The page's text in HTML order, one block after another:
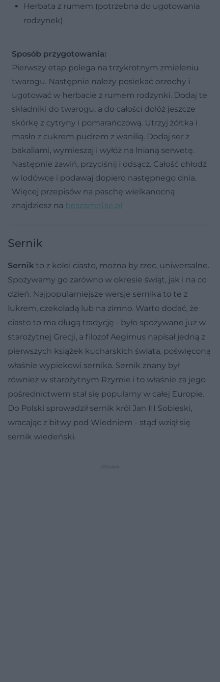
Herbata z rumem (potrzebna do ugotowania
rodzynek)
Sposób przygotowania:
Pierwszy etap polega na trzykrotnym zmieleniu
twarogu. Następnie należy posiekać orzechy i
ugotować w herbacie z rumem rodzynki. Dodaj te
składniki do twarogu, a do całości dołóż jeszcze
skórkę z cytryny i pomarańczową. Utrzyj żółtka i
masło z cukrem pudrem z wanilią. Dodaj ser z
bakaliami, wymieszaj i wyłóż na lnianą serwetę.
Następnie zawiń, przyciśnij i odsącz. Całość chłodź
w lodówce i podawaj dopiero następnego dnia.
Więcej przepisów na paschę wielkanocną
znajdziesz na beszamel.se.pl
Sernik
Sernik to z kolei ciasto, można by rzec, uniwersalne.
Spożywamy go zarówno w okresie świąt, jak i na co
dzień. Najpopularniejsze wersje sernika to te z
lukrem, czekoladą lub na zimno. Warto dodać, że
ciasto to ma długą tradycję - było spożywane już w
starożytnej Grecji, a filozof Aegimus napisał jedną z
pierwszych książek kucharskich świata, poświęconą
właśnie wypiekowi sernika. Sernik znany był
również w starożytnym Rzymie i to właśnie za jego
pośrednictwem stał się popularny w całej Europie.
Do Polski sprowadził sernik król Jan III Sobieski,
wracając z bitwy pod Wiedniem - stąd wziął się
sernik wiedeński.